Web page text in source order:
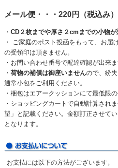
メール便・・・220円（税込み）
・ CD２枚までや厚さ２cmまでの小物が
・ ご家庭のポスト投函をもって、お届
の受領印は頂きません。
・お問い合わせ番号で配達確認が出来ま
・ 荷物の補償は御座いませんので、紛
通常小包をご利用ください。
・梱包はエアークッションにて最低限の
・ショッピングカートで自動計算され
望」と記載ください。金額訂正させて
となります。
お支払には以下の方法がございます。